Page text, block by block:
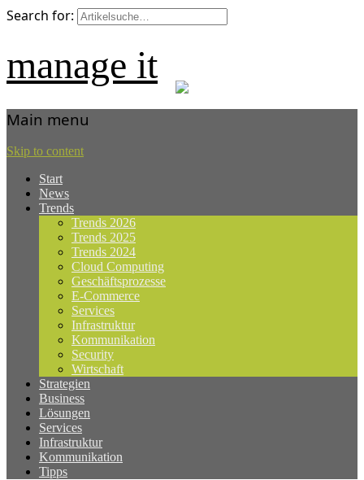
Search for:
manage it
Main menu
Skip to content
Start
News
Trends
Trends 2026
Trends 2025
Trends 2024
Cloud Computing
Geschäftsprozesse
E-Commerce
Services
Infrastruktur
Kommunikation
Security
Wirtschaft
Strategien
Business
Lösungen
Services
Infrastruktur
Kommunikation
Tipps